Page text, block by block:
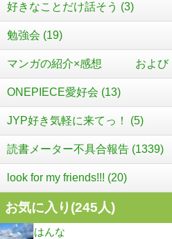
好きなことだけ話そう (3)
勉強会 (19)
マンガの紹介×感想 および
ONEPIECE愛好会 (13)
JYP好き気軽に来てっ！ (5)
読書メーター不具合報告 (1339)
look for my friends!!! (20)
お気に入り(245人)
はんな